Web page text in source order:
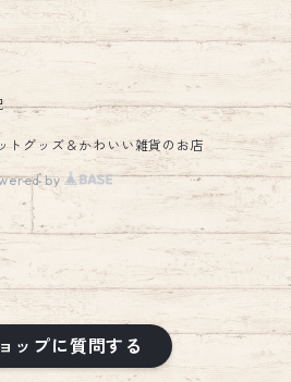
ップに質問する
ド
バー
グッズ＆かわいい雑貨のお店
by